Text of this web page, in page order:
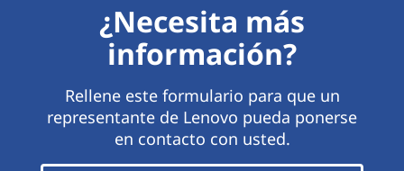
¿Necesita más
información?
Rellene este formulario para que un
representante de Lenovo pueda ponerse
en contacto con usted.